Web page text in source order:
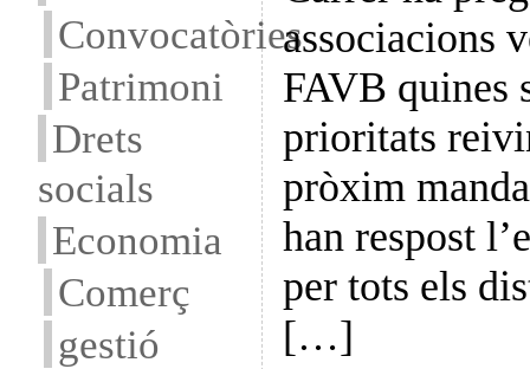
Convocatòries
Patrimoni
Drets
socials
Economia
Comerç
gestió
associacions
FAVB quines
prioritats
pròxim
han respost
per tots els
[…]